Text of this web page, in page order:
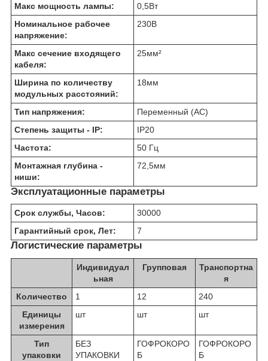
Макс мощность лампы:
0,5Вт
Номинальное рабочее
напряжение:
230В
Макс сечение входящего
кабеля:
25мм²
Ширина по количеству
модульных расстояний:
18мм
Тип напряжения:
Переменный (AC)
Степень защиты - IP:
IP20
Частота:
50 Гц
Монтажная глубина -
ниши:
72,5мм
Эксплуатационные параметры
Срок службы, Часов:
30000
Гарантийный срок, Лет:
7
Логистические параметры
Индивидуал
ьная
Групповая
Транспортна
я
Количество
1 12
240
Единицы
измерения
шт шт шт
Тип
упаковки
БЕЗ
УПАКОВКИ
ГОФРОКОРО
Б
ГОФРОКОРО
Б